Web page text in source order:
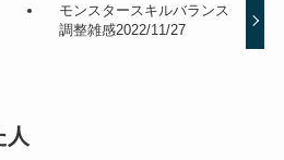
モンスタースキルバランス
調整雑感2022/11/27
人